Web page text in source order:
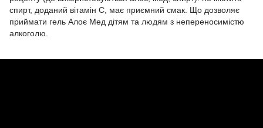
спирт, доданий вітамін С, має приємний смак. Що дозволяє
приймати гель Алоє Мед дітям та людям з непереносимістю
алкоголю.